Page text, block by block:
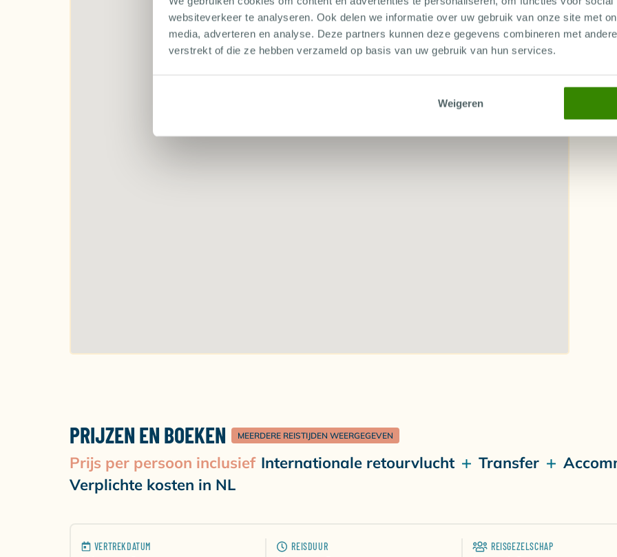
websiteverkeer te analyseren. Ook delen we informatie over uw gebruik van onze site met
media, adverteren en analyse. Deze partners kunnen deze gegevens combineren met
verstrekt of die ze hebben verzameld op basis van uw gebruik van hun services.
Weigeren
met geweldige herinneringen vullen. Dus trek je duikuitrusting aan en ontdek dit prachtige
stukje van de Middellandse Zee!
PRIJZEN EN BOEKEN MEERDERE REISTIJDEN WEERGEGEVEN
Prijs per persoon inclusief Internationale retourvlucht Transfer
Verplichte kosten in NL
VERTREKDATUM REISDUUR REISGEZELSCHAP